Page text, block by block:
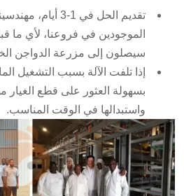
تقديم الحل في 1-3
الموجودين في فروعنا، لأي ما
سيصلون إلى مزرعة الدواجن
إذا تلفت الآلة بسبب التشغيل
بسهولة العثور على قطع الغيار
واستبدالها في الوقت المناسب.